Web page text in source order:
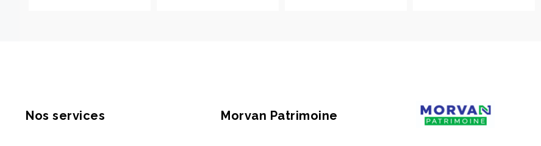
Nos services Morvan Patrimoine